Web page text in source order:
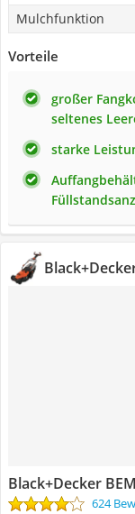
Mulchfunktion
Vorteile
großer
seltenes
starke
Black+Decker
624